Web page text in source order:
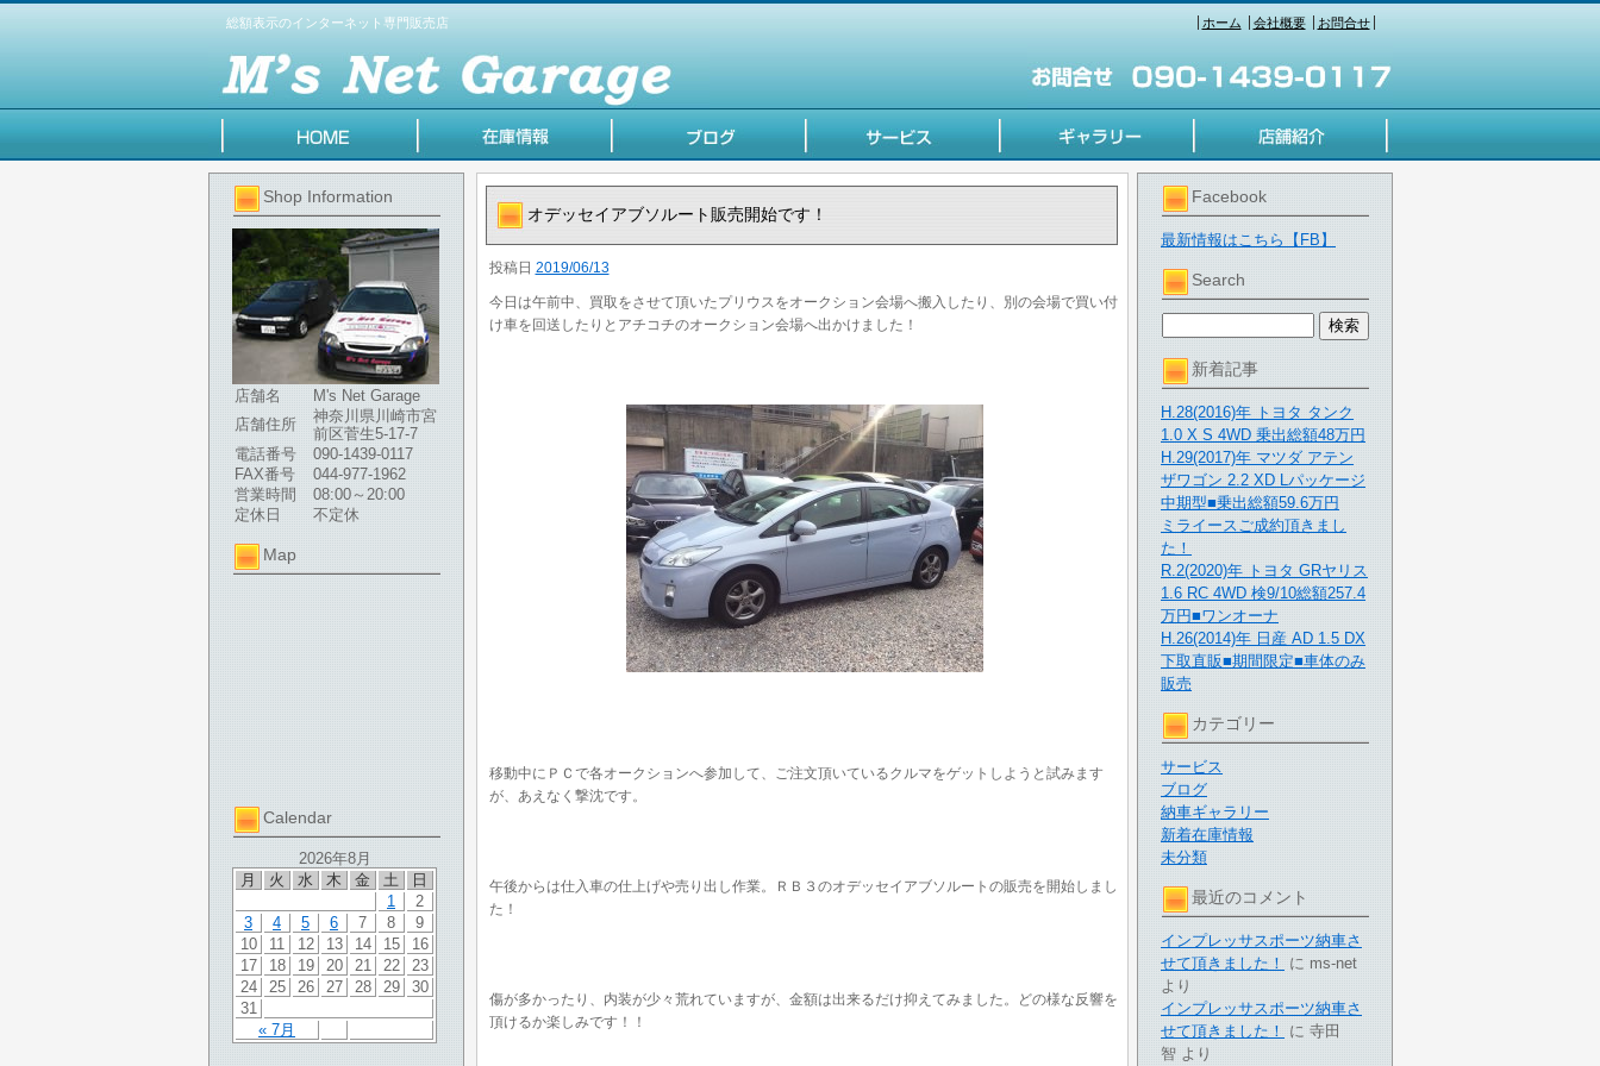
総額表示のインターネット専門販売店 ホーム 会社概要 お問合せ
Shop Information
店舗名
M's Net Garage
店舗住所
神奈川県川崎市宮
前区菅生5-17-7
電話番号
090-1439-0117
FAX番号
044-977-1962
営業時間
08:00～20:00
定休日
不定休
Map
Calendar
2026年8月
月
火 水 木 金 土 日
« 7月
1
2
3
4 5 6 7 8
9
10
11 12 13 14 15
16
17
18 19 20 21 22
23
24
25 26 27 28 29
30
31
Facebook
最新情報はこちら【FB】
Search
新着記事
H.28(2016)年 トヨタ タンク
1.0 X S 4WD 乗出総額48万円
H.29(2017)年 マツダ アテン
ザワゴン 2.2 XD Lパッケージ
中期型■乗出総額59.6万円
ミライースご成約頂きまし
た！
R.2(2020)年 トヨタ GRヤリス
1.6 RC 4WD 検9/10総額257.4
万円■ワンオーナ
H.26(2014)年 日産 AD 1.5 DX
下取直販■期間限定■車体のみ
販売
カテゴリー
サービス
ブログ
納車ギャラリー
新着在庫情報
未分類
最近のコメント
インプレッサスポーツ納車さ
せて頂きました！
に ms-net
より
インプレッサスポーツ納車さ
せて頂きました！
に 寺田
智 より
オデッセイアブソルート販売開始です！
投稿日 2019/06/13
今日は午前中、買取をさせて頂いたプリウスをオークション会場へ搬入したり、別の会場で買い付
け車を回送したりとアチコチのオークション会場へ出かけました！
移動中にＰＣで各オークションへ参加して、ご注文頂いているクルマをゲットしようと試みます
が、あえなく撃沈です。
午後からは仕入車の仕上げや売り出し作業。ＲＢ３のオデッセイアブソルートの販売を開始しまし
た！
傷が多かったり、内装が少々荒れていますが、金額は出来るだけ抑えてみました。どの様な反響を
頂けるか楽しみです！！